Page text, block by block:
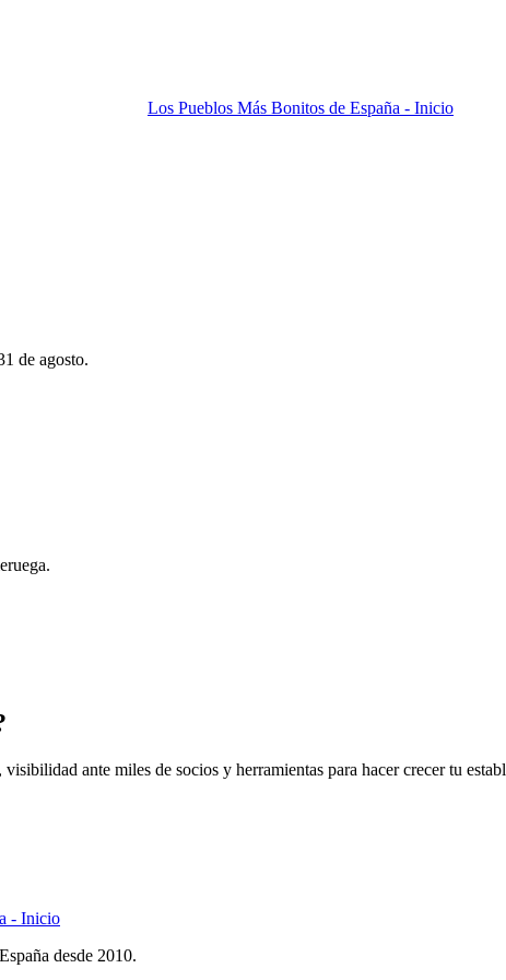
Los Pueblos Más Bonitos de España - Inicio
de agosto.
ante miles de socios y herramientas para hacer crecer tu
- Inicio
desde 2010.